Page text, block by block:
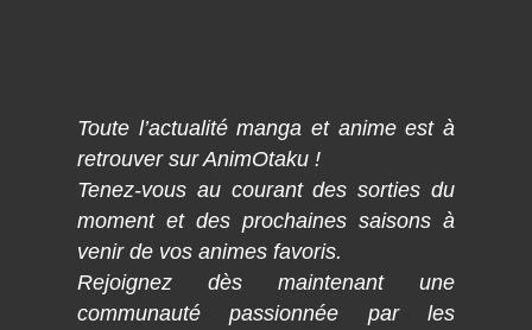
Toute l’actualité manga et anime est à
retrouver sur AnimOtaku !
Tenez-vous au courant des sorties du
moment et des prochaines saisons à
venir de vos animes favoris.
Rejoignez dès maintenant une
communauté passionnée par les